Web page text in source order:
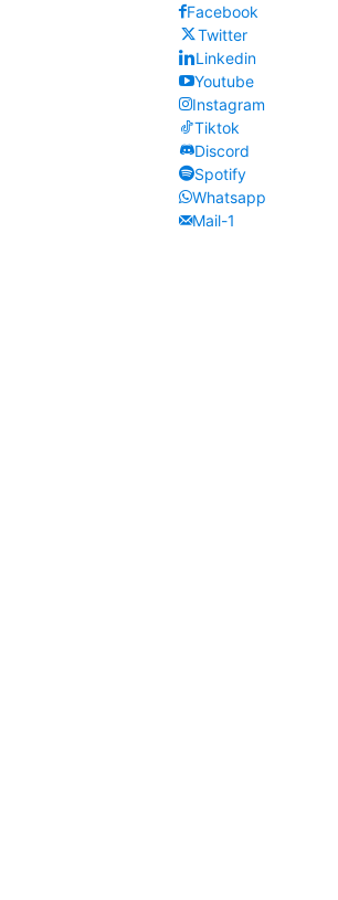
Facebook
Twitter
Linkedin
Youtube
Instagram
Tiktok
Discord
Spotify
Whatsapp
Mail-1